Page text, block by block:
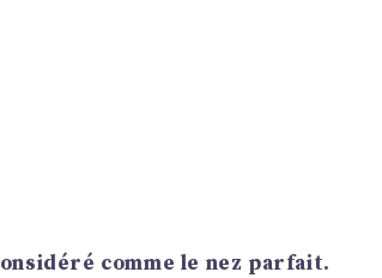
comme le nez parfait.